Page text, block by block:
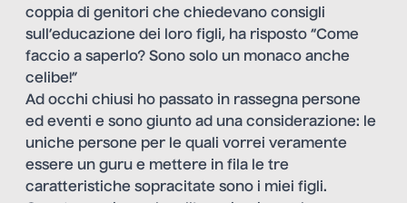
coppia di genitori che chiedevano consigli
sull’educazione dei loro figli, ha risposto “Come
faccio a saperlo? Sono solo un monaco anche
celibe!”
Ad occhi chiusi ho passato in rassegna persone
ed eventi e sono giunto ad una considerazione: le
uniche persone per le quali vorrei veramente
essere un guru e mettere in fila le tre
caratteristiche sopracitate sono i miei figli.